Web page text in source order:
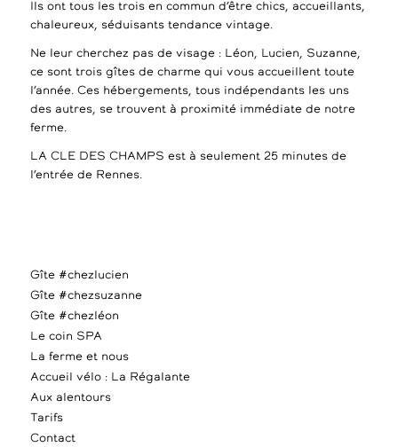
Ils ont tous les trois en commun d’être chics, accueillants,
chaleureux, séduisants tendance vintage.
Ne leur cherchez pas de visage : Léon, Lucien, Suzanne,
ce sont trois gîtes de charme qui vous accueillent toute
l’année. Ces hébergements, tous indépendants les uns
des autres, se trouvent à proximité immédiate de notre
ferme.
LA CLE DES CHAMPS est à seulement 25 minutes de
l’entrée de Rennes.
Gîte #chezlucien
Gîte #chezsuzanne
Gîte #chezléon
Le coin SPA
La ferme et nous
Accueil vélo : La Régalante
Aux alentours
Tarifs
Contact